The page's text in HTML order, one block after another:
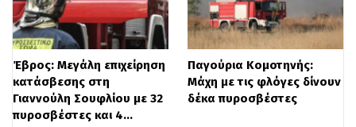
νότιες διευθύνσεις με εντάσεις έως 4
μποφόρ, ενώ το βράδυ θα στραφούν σε
δυτικούς με εντάσεις έως 5 μποφόρ. Η
θερμοκρασία θα κυμανθεί από 23 έως 32-
33 βαθμούς. Στη Θεσσαλονίκη
Έβρος: Μεγάλη επιχείρηση
κατάσβεσης στη
Γιαννούλη Σουφλίου με 32
πυροσβέστες και 4…
Παγούρια Κομοτηνής:
Μάχη με τις φλόγες δίνουν
δέκα πυροσβέστες